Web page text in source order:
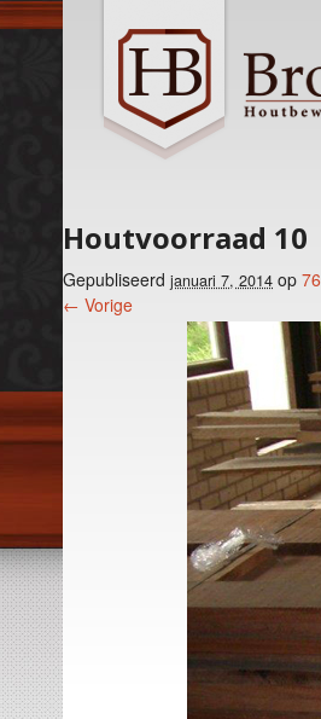
Houtvoorraad 10
Gepubliseerd januari 7, 2014 op
Foto menu
← Vorige